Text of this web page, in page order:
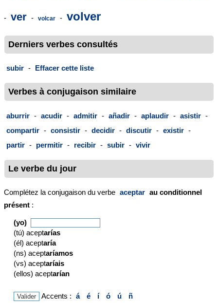
- ver - volcar - volver
Derniers verbes consultés
subir - Effacer cette liste
Verbes à conjugaison similaire
aburrir - acudir - admitir - añadir - aplaudir - asistir -
compartir - consistir - decidir - discutir - existir -
partir - permitir - recibir - subir - vivir
Le verbe du jour
Complétez la conjugaison du verbe aceptar au conditionnel
présent :
(yo)
(tú) aceptarías
(él) aceptaría
(ns) aceptaríamos
(vs) aceptaríais
(ellos) aceptarían
Accents : á é í ó ú ñ